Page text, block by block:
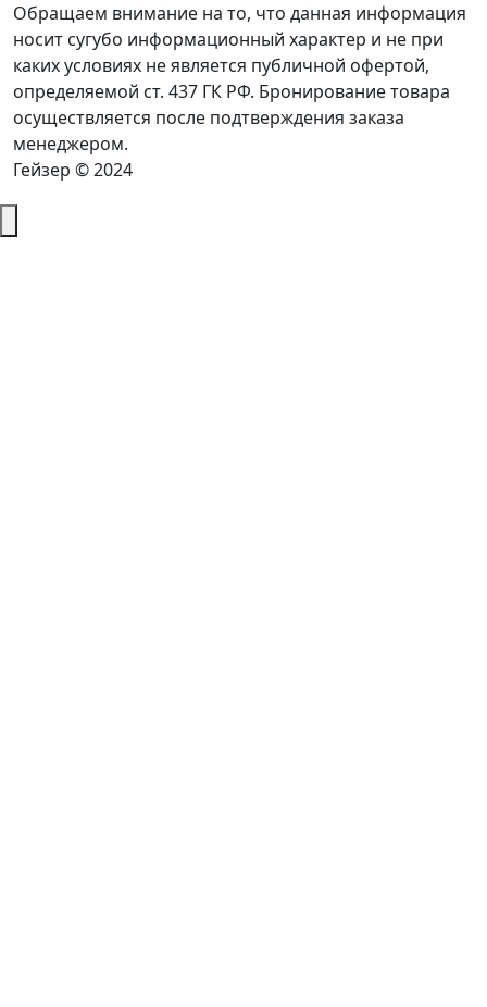
Обращаем внимание на то, что данная информация
носит сугубо информационный характер и не при
каких условиях не является публичной офертой,
определяемой ст. 437 ГК РФ. Бронирование товара
осуществляется после подтверждения заказа
менеджером.
Гейзер © 2024